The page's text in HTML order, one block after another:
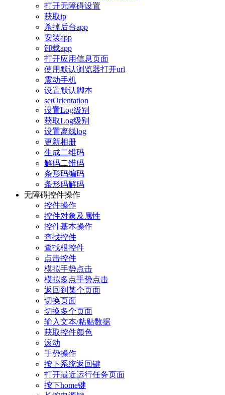
打开无障碍设置
获取ip
杀掉后台app
安装app
卸载app
打开应用信息页面
使用默认浏览器打开url
震动手机
设置默认脚本
setOrientation
设置Log级别
获取Log级别
设置离线log
更新相册
生成二维码
解码二维码
条形码编码
条形码解码
无障碍控件操作
控件操作
控件对象及属性
控件基本操作
查找控件
查找根控件
点击控件
模拟手势点击
模拟多点手势点击
返回到某个页面
切换页面
切换多个页面
输入文本/粘贴数据
获取控件颜色
滚动
手势操作
按下系统返回键
打开最近运行任务页面
按下home键